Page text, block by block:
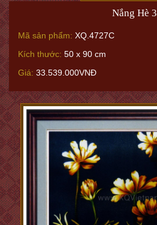
Nắng Hè 3
Mã sản phẩm: XQ.4727C
Kích thước: 50 x 90 cm
Giá: 33.539.000VNĐ